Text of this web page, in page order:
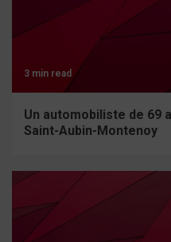
3 min read
Un automobiliste de 69
Saint-Aubin-Montenoy